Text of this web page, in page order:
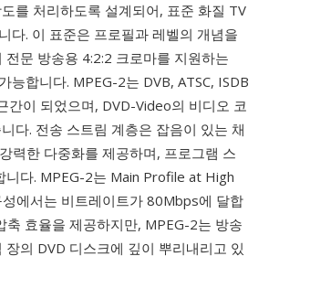
를 처리하도록 설계되어, 표준 화질 TV
다. 이 표준은 프로필과 레벨의 개념을
문 방송용 4:2:2 크로마를 지원하는
합니다. MPEG-2는 DVB, ATSC, ISDB
간이 되었으며, DVD-Video의 비디오 코
다. 전송 스트림 계층은 잡음이 있는 채
력한 다중화를 제공하며, 프로그램 스
니다. MPEG-2는 Main Profile at High
에서는 비트레이트가 80Mbps에 달합
효율을 제공하지만, MPEG-2는 방송
의 DVD 디스크에 깊이 뿌리내리고 있